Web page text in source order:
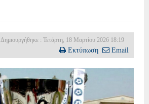
Δημιουργήθηκε : Τετάρτη, 18 Μαρτίου 2026 18:19
Εκτύπωση
Email